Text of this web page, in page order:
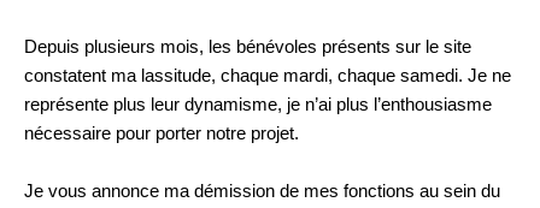
Depuis plusieurs mois, les bénévoles présents sur le site
constatent ma lassitude, chaque mardi, chaque samedi. Je ne
représente plus leur dynamisme, je n’ai plus l’enthousiasme
nécessaire pour porter notre projet.
Je vous annonce ma démission de mes fonctions au sein du